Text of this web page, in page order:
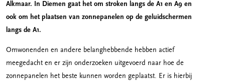
Alkmaar. In Diemen gaat het om stroken langs de A1 en A9 en
ook om het plaatsen van zonnepanelen op de geluidschermen
langs de A1.
Omwonenden en andere belanghebbende hebben actief
meegedacht en er zijn onderzoeken uitgevoerd naar hoe de
zonnepanelen het beste kunnen worden geplaatst. Er is hierbij